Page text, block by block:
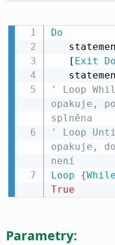
Do
   [
Exit Do
' Loop
opakuje,
splněna
' Loop
opakuje,
není
Loop
{While
True
Parametry: